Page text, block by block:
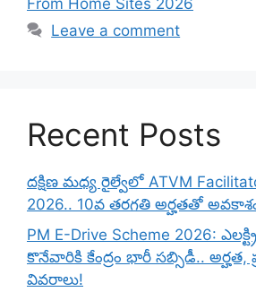
From Home Sites 2026
Leave a comment
Recent Posts
దక్షిణ మధ్య రైల్వేలో ATVM
2026.. 10వ తరగతి అర్హతతో
PM E-Drive Scheme 2026:
కొనేవారికి కేంద్రం భారీ సబ్సిడీ.. అర్హత,
వివరాలు!